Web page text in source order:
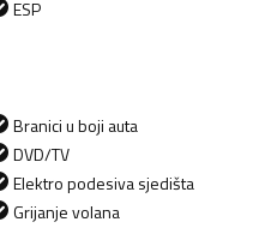
ESP
Branici u boji auta
DVD/TV
Elektro podesiva sjedišta
Grijanje volana